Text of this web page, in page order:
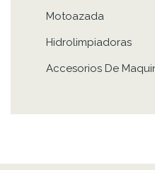
Motoazada
Hidrolimpiadoras
Accesorios De